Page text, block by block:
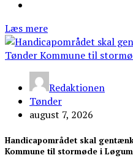
Læs mere
Redaktionen
Tønder
august 7, 2026
Handicapområdet skal
Kommune til stormøde i